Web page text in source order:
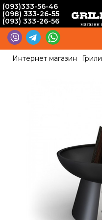
(093)333-56-46
(098) 333-26-55
(093) 333-26-56
Интернет магазин Грили